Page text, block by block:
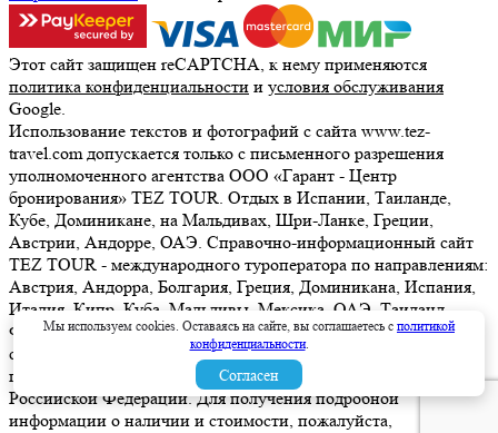
Этот сайт защищен reCAPTCHA, к нему применяются
политика конфиденциальности и условия обслуживания
Google.
Использование текстов и фотографий с сайта www.tez-
travel.com допускается только с письменного разрешения
уполномоченного агентства ООО «Гарант - Центр
бронирования» TEZ TOUR. Отдых в Испании, Таиланде,
Кубе, Доминикане, на Мальдивах, Шри-Ланке, Греции,
Австрии, Андорре, ОАЭ. Справочно-информационный сайт
TEZ TOUR - международного туроператора по направлениям:
Австрия, Андорра, Болгария, Греция, Доминикана, Испания,
Италия, Кипр, Куба, Мальдивы, Мексика, ОАЭ, Таиланд,
Франция, Шри-Ланка. Информация о ценах, указанная на
сайте, не является ни рекламой, ни офертой. определяемой
положениями Статьи 437 (2) Гражданского кодекса
Российской Федерации. Для получения подробной
информации о наличии и стоимости, пожалуйста,
Мы используем cookies. Оставаясь на сайте, вы соглашаетесь с политикой
конфиденциальности.
Согласен